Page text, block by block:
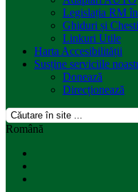
Legislația RM
Ghiduri și
Linkuri Utile
Harta Accesibilității
Susține serviciile
Donează
Direcționează
Română